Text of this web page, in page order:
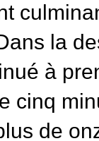
la
à
cinq
de